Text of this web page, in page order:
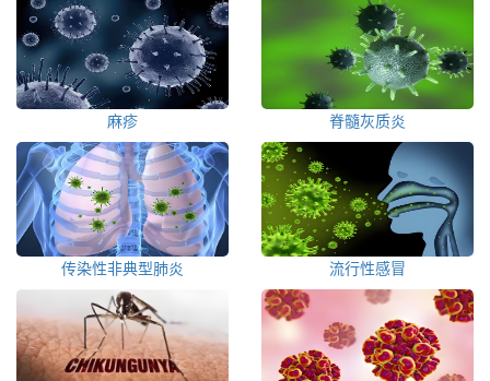
麻疹 脊髓灰质炎
传染性非典型肺炎 流行性感冒